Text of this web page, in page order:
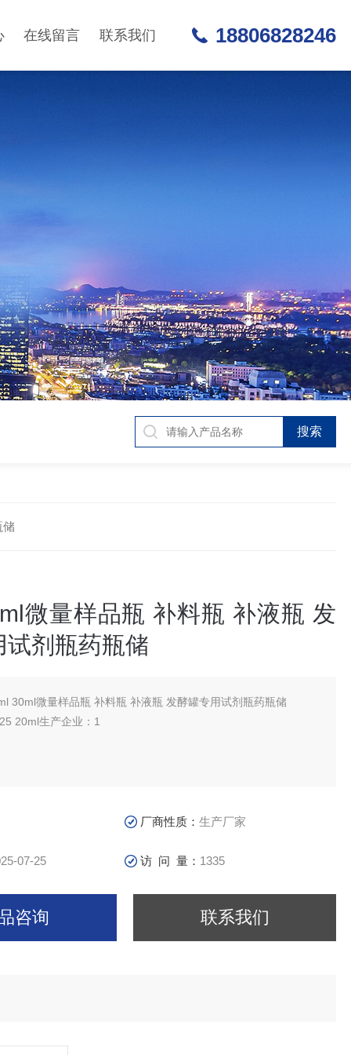
在线留言 联系我们 18806828246
储
微量样品瓶 补料瓶 补液瓶 发
试剂瓶药瓶储
30ml微量样品瓶 补料瓶 补液瓶 发酵罐专用试剂瓶药瓶储
20ml生产企业：1
厂商性质：生产厂家
07-25 访 问 量： 1335
咨询 联系我们